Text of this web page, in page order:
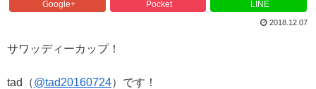
Google+ Pocket LINE
2018.12.07
サワッディーカップ！
tad（@tad20160724）です！